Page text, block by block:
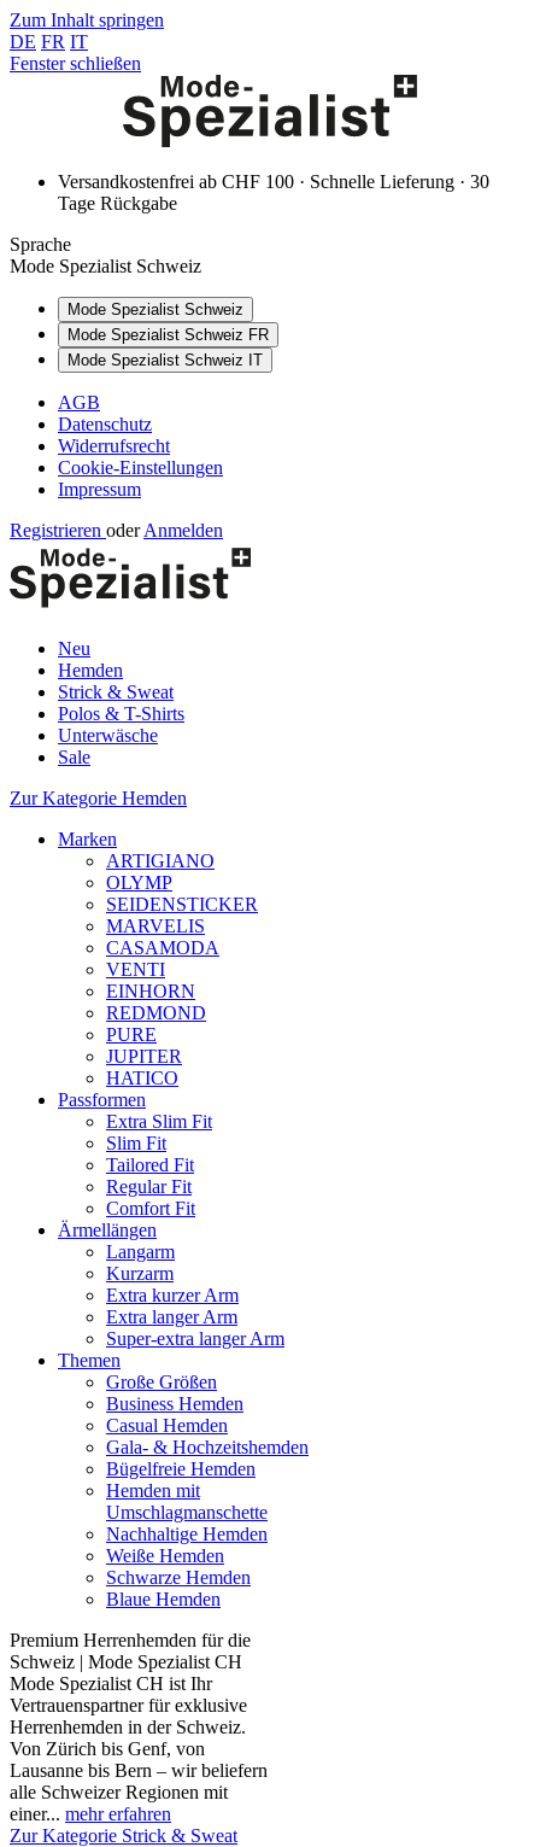
Zum Inhalt springen
DE FR IT
Fenster schließen
Versandkostenfrei ab CHF 100 · Schnelle Lieferung · 30
Tage Rückgabe
Sprache
Mode Spezialist Schweiz
Mode Spezialist Schweiz
Mode Spezialist Schweiz FR
Mode Spezialist Schweiz IT
AGB
Datenschutz
Widerrufsrecht
Cookie-Einstellungen
Impressum
Registrieren oder Anmelden
Neu
Hemden
Strick & Sweat
Polos & T-Shirts
Unterwäsche
Sale
Zur Kategorie Hemden
Marken
ARTIGIANO
OLYMP
SEIDENSTICKER
MARVELIS
CASAMODA
VENTI
EINHORN
REDMOND
PURE
JUPITER
HATICO
Passformen
Extra Slim Fit
Slim Fit
Tailored Fit
Regular Fit
Comfort Fit
Ärmellängen
Langarm
Kurzarm
Extra kurzer Arm
Extra langer Arm
Super-extra langer Arm
Themen
Große Größen
Business Hemden
Casual Hemden
Gala- & Hochzeitshemden
Bügelfreie Hemden
Hemden mit
Umschlagmanschette
Nachhaltige Hemden
Weiße Hemden
Schwarze Hemden
Blaue Hemden
Premium Herrenhemden für die
Schweiz | Mode Spezialist CH
Mode Spezialist CH ist Ihr
Vertrauenspartner für exklusive
Herrenhemden in der Schweiz.
Von Zürich bis Genf, von
Lausanne bis Bern – wir beliefern
alle Schweizer Regionen mit
einer... mehr erfahren
Zur Kategorie Strick & Sweat